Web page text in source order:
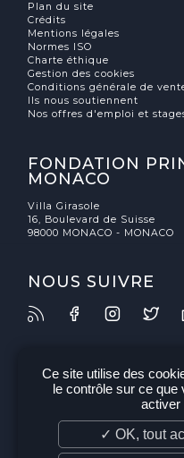
Plan du site
Crédits
Mentions légales
Normes ISO
Charte éthique
Gestion des cookies
Conditions générale de
Ils nous soutiennent
Nos offres d'emploi et
FONDATION
MONACO
Villa Girasole
16, Boulevard de Suisse
98000 MONACO - MONACO
NOUS SUIVRE
Ce site utilise des
le contrôle sur ce que
activer
✓ OK, tout